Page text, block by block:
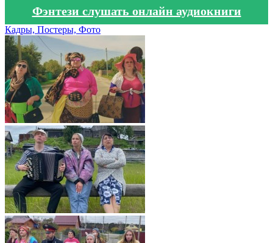
Фэнтези слушать онлайн аудиокниги
Кадры, Постеры, Фото